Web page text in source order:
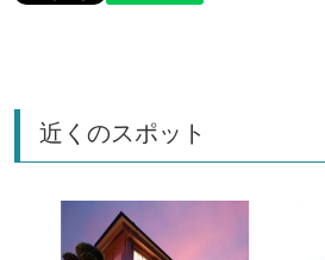
近くのスポット